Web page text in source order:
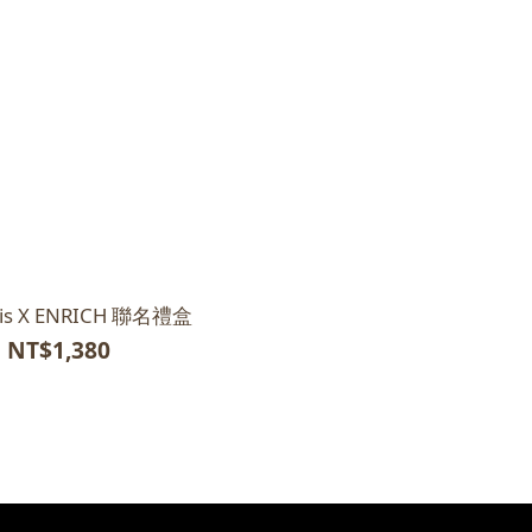
X ENRICH 聯名禮盒
NT$1,380